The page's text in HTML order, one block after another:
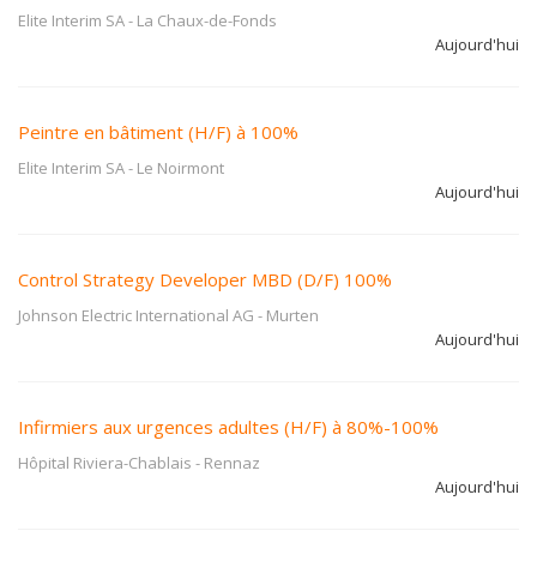
Elite Interim SA- La Chaux-de-Fonds
Aujourd'hui
Peintre en bâtiment (H/F) à 100%
Elite Interim SA- Le Noirmont
Aujourd'hui
Control Strategy Developer MBD (D/F) 100%
Johnson Electric International AG - Murten
Aujourd'hui
Infirmiers aux urgences adultes (H/F) à 80%-100%
Hôpital Riviera-Chablais - Rennaz
Aujourd'hui